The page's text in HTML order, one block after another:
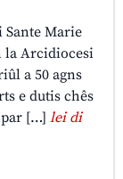
Sante Marie
la Arcidiocesi
a 50 agns
e dutis chês
par […] lei di